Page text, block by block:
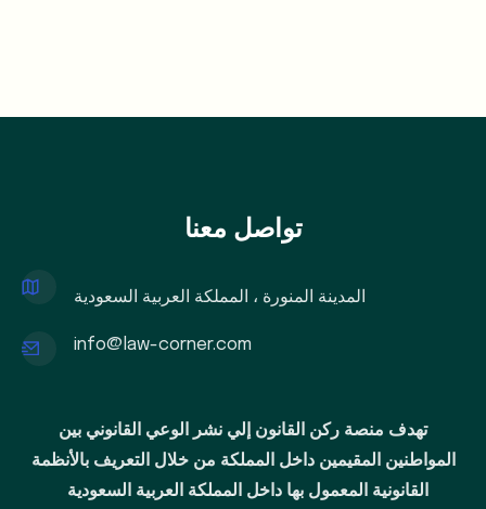
تواصل معنا
المدينة المنورة ، المملكة العربية السعودية
info@law-corner.com
تهدف منصة ركن القانون إلي نشر الوعي القانوني بين
المواطنين المقيمين داخل المملكة من خلال التعريف بالأنظمة
القانونية المعمول بها داخل المملكة العربية السعودية